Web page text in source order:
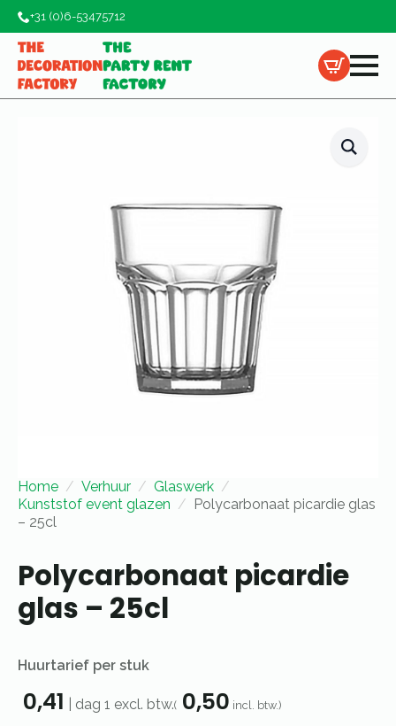
+31 (0)6-53475712
Home Verhuur
Glaswerk
Kunststof event glazen
Polycarbonaat picardie glas
– 25cl
Polycarbonaat picardie
glas – 25cl
Huurtarief per stuk
0,41 dag 1 excl. btw.( 0,50 incl. btw.)